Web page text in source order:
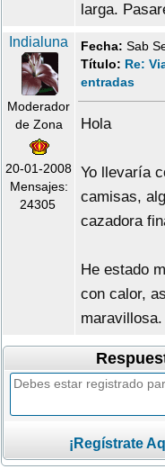
larga.
Indialuna
Moderador
de Zona
20-01-2008
Mensajes:
24305
Fecha: Sab
Título: Re:
entradas
Hola
Yo llevaría
camisas,
cazadora
He estado
con calor,
maravillosa.
¡Regístrate